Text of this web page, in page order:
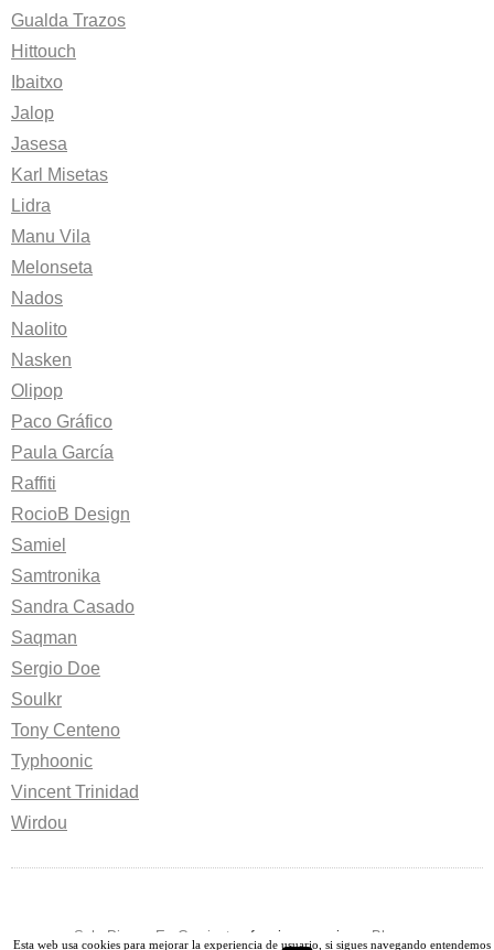
Gualda Trazos
Hittouch
Ibaitxo
Jalop
Jasesa
Karl Misetas
Lidra
Manu Vila
Melonseta
Nados
Naolito
Nasken
Olipop
Paco Gráfico
Paula García
Raffiti
RocioB Design
Samiel
Samtronika
Sandra Casado
Saqman
Sergio Doe
Soulkr
Tony Centeno
Typhoonic
Vincent Trinidad
Wirdou
Solo Pienso En Camisetas funciona gracias a Blogger
Esta web usa cookies para mejorar la experiencia de usuario, si sigues navegando entendemos